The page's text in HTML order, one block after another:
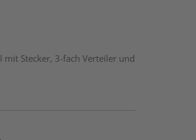
mit Stecker, 3-fach Verteiler und